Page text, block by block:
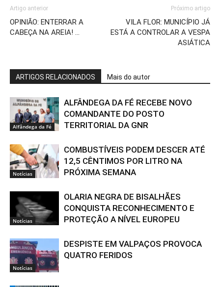
Artigo anterior
OPINIÃO: ENTERRAR A
CABEÇA NA AREIA! …
Próximo artigo
VILA FLOR: MUNICÍPIO JÁ
ESTÁ A CONTROLAR A VESPA
ASIÁTICA
ARTIGOS RELACIONADOS Mais do autor
Alfândega da Fé
ALFÂNDEGA DA FÉ RECEBE NOVO
COMANDANTE DO POSTO
TERRITORIAL DA GNR
Notícias
COMBUSTÍVEIS PODEM DESCER ATÉ
12,5 CÊNTIMOS POR LITRO NA
PRÓXIMA SEMANA
Notícias
OLARIA NEGRA DE BISALHÃES
CONQUISTA RECONHECIMENTO E
PROTEÇÃO A NÍVEL EUROPEU
Notícias
DESPISTE EM VALPAÇOS PROVOCA
QUATRO FERIDOS